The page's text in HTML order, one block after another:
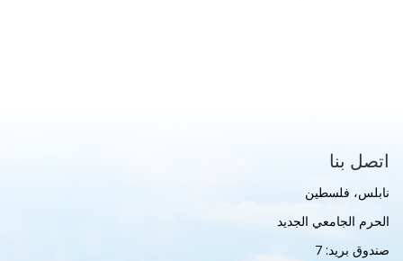
اتصل بنا
نابلس، فلسطين
الحرم الجامعي الجديد
صندوق بريد: 7